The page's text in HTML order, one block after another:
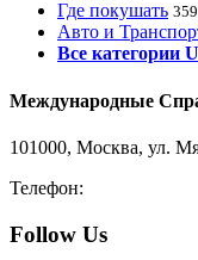
Где покушать 359
Авто и
Все категории
Международные
101000, Москва, ул.
Телефон:
Follow Us